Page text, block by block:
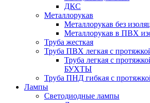
ДКС
Металлорукав
Металлорукав без
Металлорукав в ПВХ
Труба жесткая
Труба ПВХ легкая с
Труба легкая с
БУХТЫ
Труба ПНД гибкая с
Лампы
Светодиодные лампы